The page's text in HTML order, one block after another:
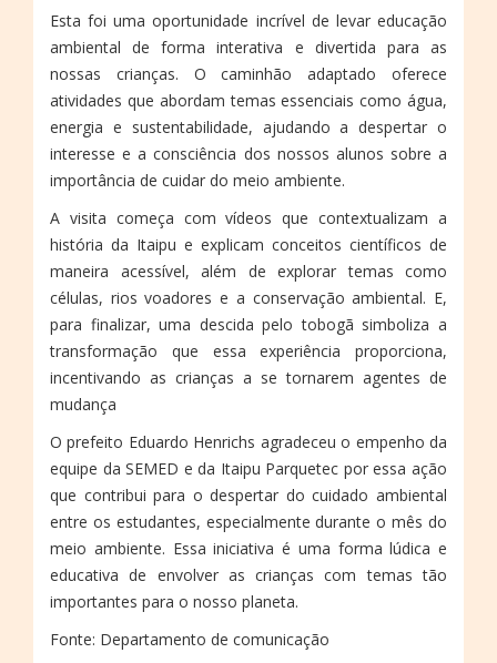
Esta foi uma oportunidade incrível de levar educação
ambiental de forma interativa e divertida para as
nossas crianças. O caminhão adaptado oferece
atividades que abordam temas essenciais como água,
energia e sustentabilidade, ajudando a despertar o
interesse e a consciência dos nossos alunos sobre a
importância de cuidar do meio ambiente.
A visita começa com vídeos que contextualizam a
história da Itaipu e explicam conceitos científicos de
maneira acessível, além de explorar temas como
células, rios voadores e a conservação ambiental. E,
para finalizar, uma descida pelo tobogã simboliza a
transformação que essa experiência proporciona,
incentivando as crianças a se tornarem agentes de
mudança
O prefeito Eduardo Henrichs agradeceu o empenho da
equipe da SEMED e da Itaipu Parquetec por essa ação
que contribui para o despertar do cuidado ambiental
entre os estudantes, especialmente durante o mês do
meio ambiente. Essa iniciativa é uma forma lúdica e
educativa de envolver as crianças com temas tão
importantes para o nosso planeta.
Fonte: Departamento de comunicação